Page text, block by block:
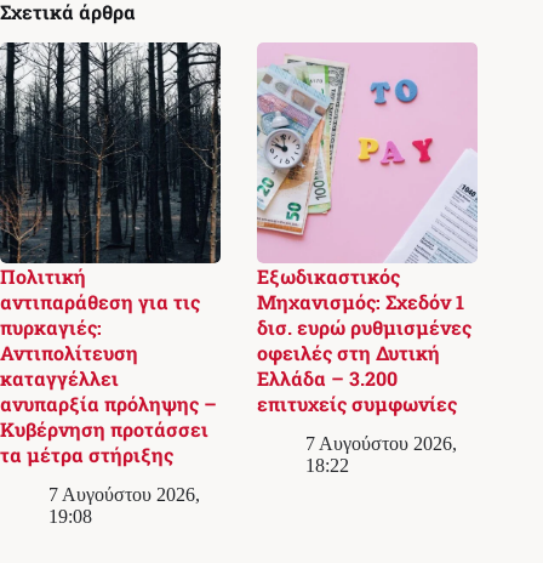
Σχετικά άρθρα
Πολιτική
αντιπαράθεση για τις
πυρκαγιές:
Αντιπολίτευση
καταγγέλλει
ανυπαρξία πρόληψης –
Κυβέρνηση προτάσσει
τα μέτρα στήριξης
7 Αυγούστου 2026,
19:08
Εξωδικαστικός
Μηχανισμός: Σχεδόν 1
δισ. ευρώ ρυθμισμένες
οφειλές στη Δυτική
Ελλάδα – 3.200
επιτυχείς συμφωνίες
7 Αυγούστου 2026,
18:22